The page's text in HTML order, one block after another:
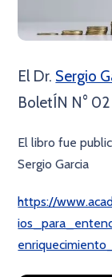
El Dr. Sergio
BoletÍN N°
El libro fue
Sergio Garcia
https://